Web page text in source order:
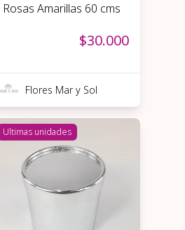
Rosas Amarillas 60 cms
$30.000
Flores Mar y Sol
Ultimas unidades